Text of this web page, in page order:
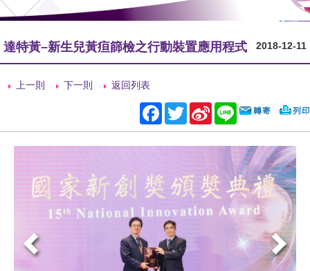
達特黃–新生兒黃疸篩檢之行動裝置應用程式 2018-12-11
上一則 下一則 返回列表
Facebook
TwitterSina
Weibo
Line